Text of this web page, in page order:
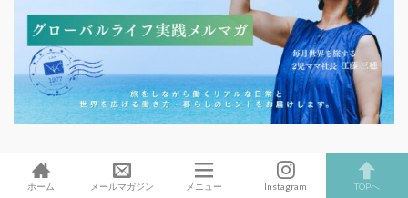
関連サイト
ホーム メールマガジン メニュー Instagram TOPへ